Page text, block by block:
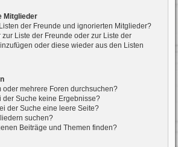
Mitglieder
der Freunde und ignorierten Mitglieder?
Liste der Freunde oder zur Liste der
oder diese wieder aus den Listen
oder mehrere Foren durchsuchen?
der Suche keine Ergebnisse?
der Suche eine leere Seite?
suchen?
Beiträge und Themen finden?